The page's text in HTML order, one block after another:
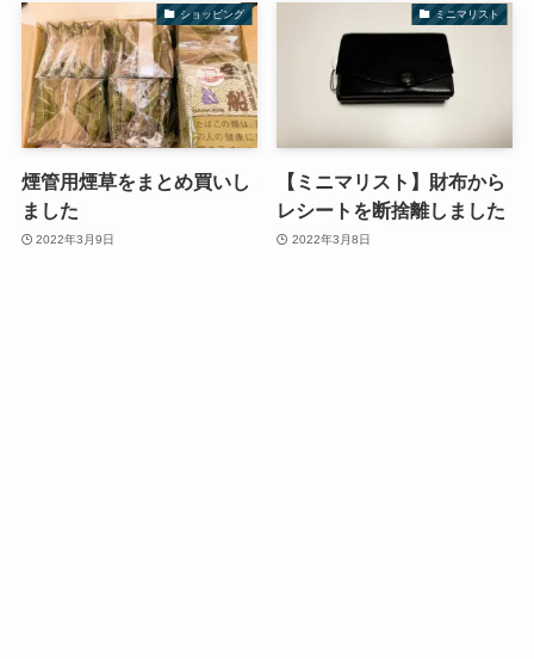
ショッピング
煙管用煙草をまとめ買いし
ました
2022年3月9日
ミニマリスト
【ミニマリスト】財布から
レシートを断捨離しました
2022年3月8日